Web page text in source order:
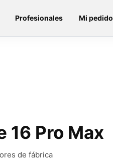
Profesionales Mi pedido
16 Pro Max
de fábrica